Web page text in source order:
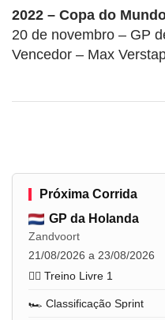
2022 – Copa do
20 de novembro – GP
Vencedor – Max
Próxima Corrida
GP da Holanda
Zandvoort
21/08/2026 a 23/08/2026
🏋️‍♂️ Treino Livre 1
🏎️ Classificação Sprint